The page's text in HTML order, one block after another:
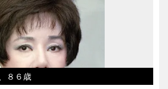
８６歳